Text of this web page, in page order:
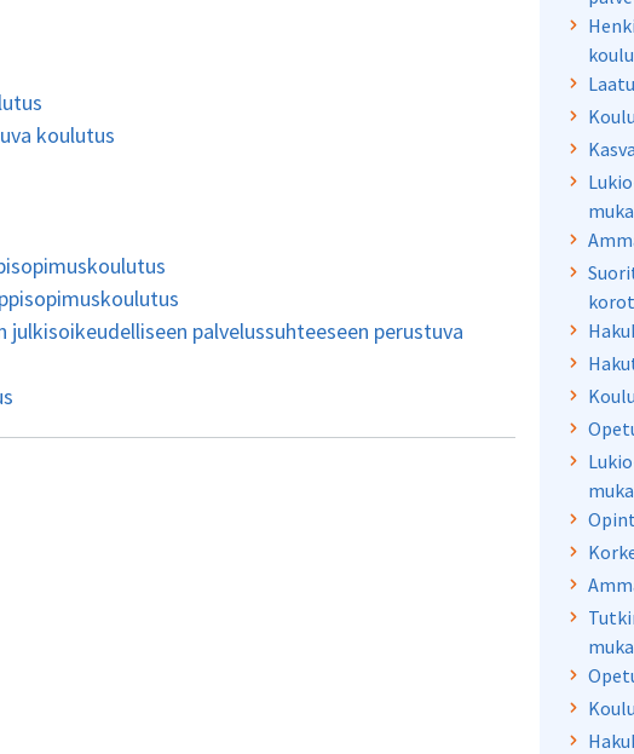
koulutus
palvelussuhteeseen perustuva